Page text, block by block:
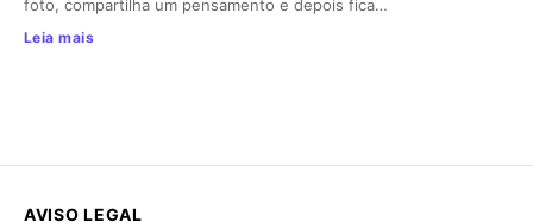
foto, compartilha um pensamento e depois fica…
Leia mais
AVISO LEGAL